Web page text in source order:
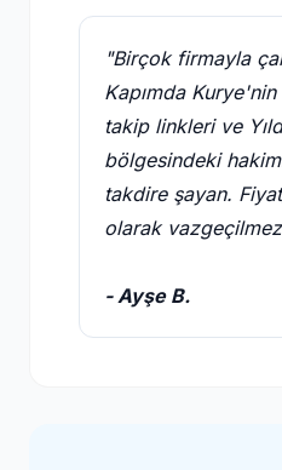
"Birçok firmayla
Kapımda
takip linkleri ve
bölgesindeki
takdire şayan.
olarak
- Ayşe B.